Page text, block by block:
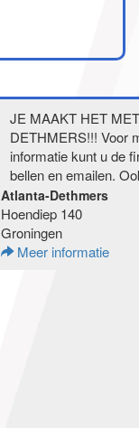
JE MAAKT HET MET
DETHMERS!!! Voor
informatie kunt u de
bellen en emailen.
Atlanta-Dethmers
Hoendiep 140
Groningen
Meer informatie